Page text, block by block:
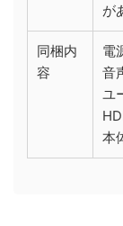
が
同梱内
容
電
音
ユ
本